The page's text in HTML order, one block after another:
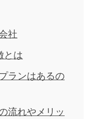
社
とは
ランはあるの
流れやメリッ